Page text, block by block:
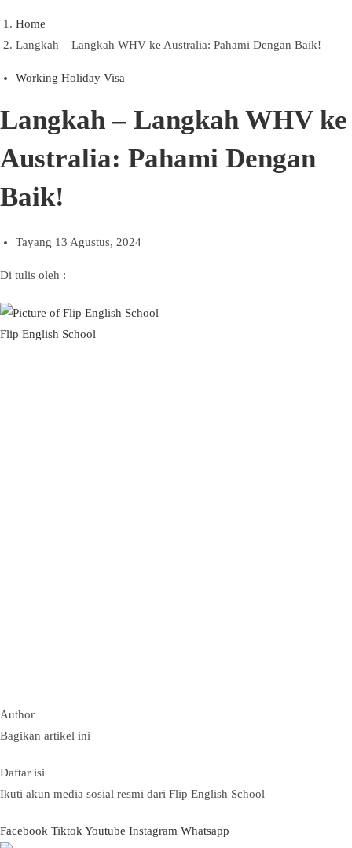
Home
Langkah – Langkah WHV ke Australia: Pahami Dengan Baik!
Working Holiday Visa
Langkah – Langkah WHV ke
Australia: Pahami Dengan
Baik!
Tayang 13 Agustus, 2024
Di tulis oleh :
Flip English School
Author
Bagikan artikel ini
Daftar isi
Ikuti akun media sosial resmi dari Flip English School
Facebook Tiktok Youtube Instagram Whatsapp